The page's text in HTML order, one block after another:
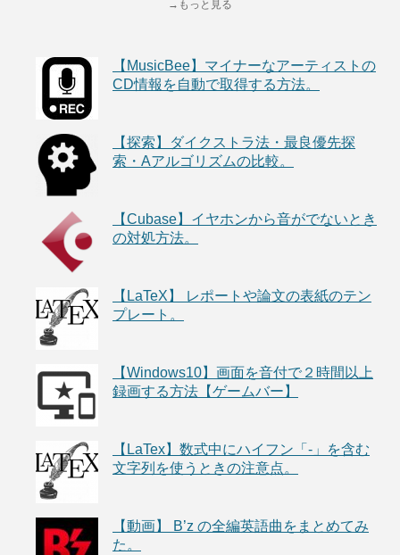
→もっと見る
【MusicBee】マイナーなアーティストの
CD情報を自動で取得する方法。
【探索】ダイクストラ法・最良優先探
索・Aアルゴリズムの比較。
【Cubase】イヤホンから音がでないとき
の対処方法。
【LaTeX】 レポートや論文の表紙のテン
プレート。
【Windows10】画面を音付で２時間以上
録画する方法【ゲームバー】
【LaTex】数式中にハイフン「-」を含む
文字列を使うときの注意点。
【動画】 B’z の全編英語曲をまとめてみ
た。